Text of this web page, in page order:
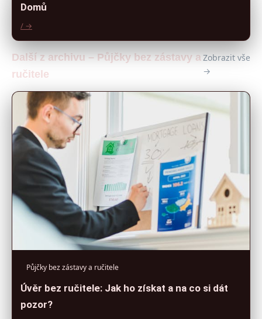
Domů
/ →
Další z archivu – Půjčky bez zástavy a
ručitele
Zobrazit vše
→
Půjčky bez zástavy a ručitele
Úvěr bez ručitele: Jak ho získat a na co si dát
pozor?